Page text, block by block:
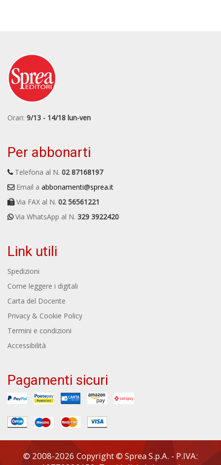
Orari: 9/13 - 14/18 lun-ven
Per abbonarti
Telefona al N. 02 87168197
Email a abbonamenti@sprea.it
Via FAX al N. 02 56561221
Via WhatsApp al N. 329 3922420
Link utili
Spedizioni
Come leggere i digitali
Carta del Docente
Privacy & Cookie Policy
Termini e condizioni
Accessibilità
Pagamenti sicuri
© 2008-2026 Copyright © Sprea S.p.A. - P.IVA: